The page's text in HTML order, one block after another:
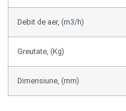
Debit de aer, (m3/h)
Greutate, (Kg)
Dimensiune, (mm)